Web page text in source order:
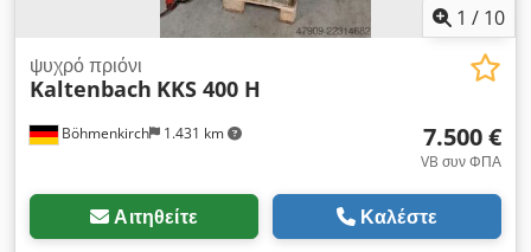
1 / 10
Böhmenkirch 1.431 km
ψυχρό πριόνι
Kaltenbach KKS 400 H
7.500 €
VB συν ΦΠΑ
Αιτηθείτε Καλέστε